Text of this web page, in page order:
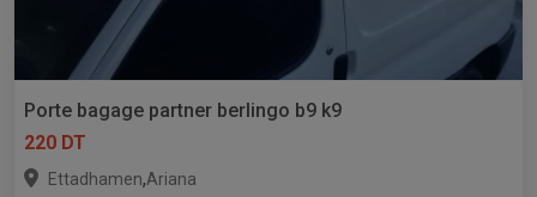
Porte bagage partner berlingo b9 k9
220 DT
Ettadhamen,Ariana